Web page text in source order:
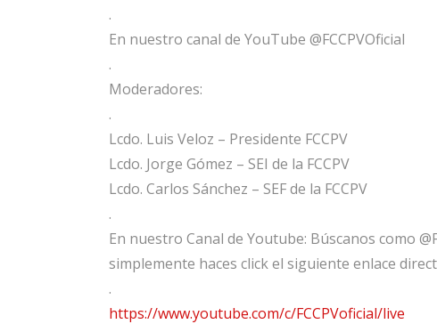
.
En nuestro canal de YouTube @FCCPVOficial
.
Moderadores:
.
Lcdo. Luis Veloz – Presidente FCCPV
Lcdo. Jorge Gómez – SEI de la FCCPV
Lcdo. Carlos Sánchez – SEF de la FCCPV
.
En nuestro Canal de Youtube: Búscanos como
simplemente haces click el siguiente enlace
.
https://www.youtube.com/c/FCCPVoficial/live